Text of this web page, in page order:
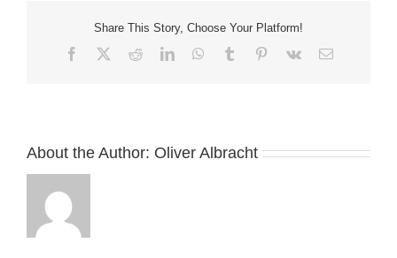
Share This Story, Choose Your Platform!
Facebook RedditLinkedInWhatsApp
Tumblr Pinterest
Vk Email
About the Author: Oliver Albracht